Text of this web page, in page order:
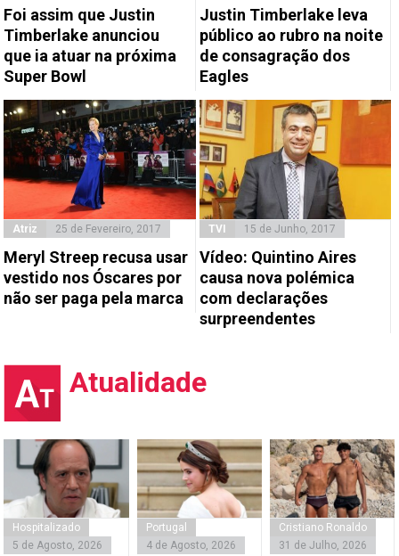
Foi assim que Justin
Timberlake anunciou
que ia atuar na próxima
Super Bowl
Justin Timberlake leva
público ao rubro na noite
de consagração dos
Eagles
Atriz 25 de Fevereiro, 2017
Meryl Streep recusa usar
vestido nos Óscares por
não ser paga pela marca
TVI 15 de Junho, 2017
Vídeo: Quintino Aires
causa nova polémica
com declarações
surpreendentes
Atualidade
Hospitalizado
5 de Agosto, 2026
Portugal
4 de Agosto, 2026
Cristiano Ronaldo
31 de Julho, 2026